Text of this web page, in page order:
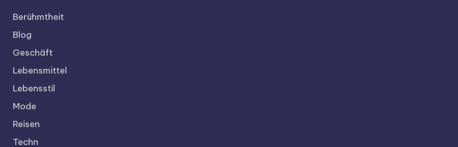
Berühmtheit
Blog
Geschäft
Lebensmittel
Lebensstil
Mode
Reisen
Techn